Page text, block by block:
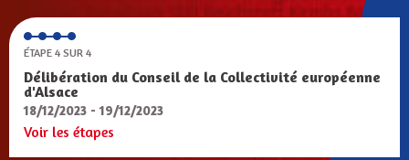
ÉTAPE 4 SUR 4
Délibération du Conseil de la Collectivité européenne
d'Alsace
18/12/2023 - 19/12/2023
Voir les étapes